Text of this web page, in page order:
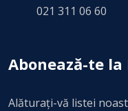
021 311 06 60
Abonează-te
Alăturați-vă listei